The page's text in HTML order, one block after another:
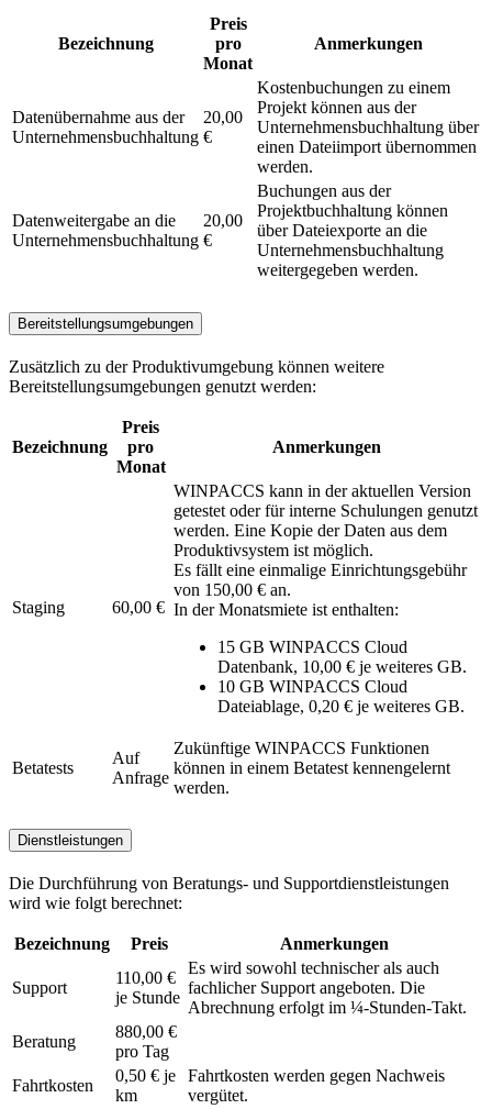
Bezeichnung
Preis
pro
Monat
Anmerkungen
Datenübernahme aus der
Unternehmensbuchhaltung
20,00
€
Kostenbuchungen zu einem
Projekt können aus der
Unternehmensbuchhaltung über
einen Dateiimport übernommen
werden.
Datenweitergabe an die
Unternehmensbuchhaltung
20,00
€
Buchungen aus der
Projektbuchhaltung können
über Dateiexporte an die
Unternehmensbuchhaltung
weitergegeben werden.
Bereitstellungsumgebungen
Zusätzlich zu der Produktivumgebung können weitere
Bereitstellungsumgebungen genutzt werden:
Bezeichnung
Preis
pro
Monat
Anmerkungen
Staging 60,00 €
WINPACCS kann in der aktuellen Version
getestet oder für interne Schulungen genutzt
werden. Eine Kopie der Daten aus dem
Produktivsystem ist möglich.
Es fällt eine einmalige Einrichtungsgebühr
von 150,00 € an.
In der Monatsmiete ist enthalten:
15 GB WINPACCS Cloud
Datenbank, 10,00 € je weiteres GB.
10 GB WINPACCS Cloud
Dateiablage, 0,20 € je weiteres GB.
Betatests
Auf
Anfrage
Zukünftige WINPACCS Funktionen
können in einem Betatest kennengelernt
werden.
Dienstleistungen
Die Durchführung von Beratungs- und Supportdienstleistungen
wird wie folgt berechnet:
Bezeichnung Preis Anmerkungen
Support
110,00 €
je Stunde
Es wird sowohl technischer als auch
fachlicher Support angeboten. Die
Abrechnung erfolgt im ¼-Stunden-Takt.
Beratung
880,00 €
pro Tag
Fahrtkosten
0,50 € je
km
Fahrtkosten werden gegen Nachweis
vergütet.